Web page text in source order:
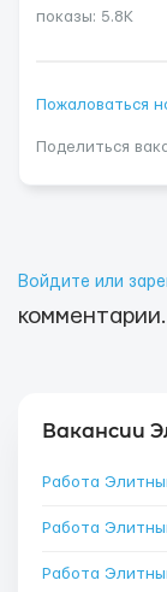
показы: 5.8K
Пожаловаться
Поделиться
Войдите или
комментарии.
Вакансии
Работа
Работа
Работа